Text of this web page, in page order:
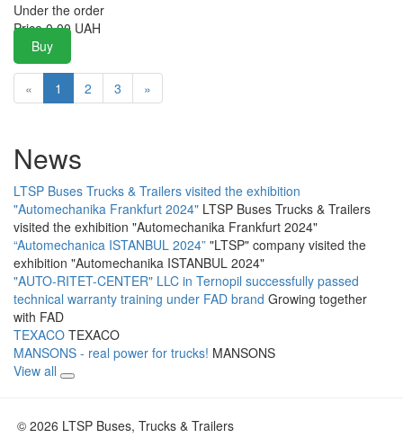
Under the order
Price 0.00 UAH
Buy
« 1 2 3 »
News
LTSP Buses Trucks & Trailers visited the exhibition
"Automechanika Frankfurt 2024" LTSP Buses Trucks & Trailers
visited the exhibition "Automechanika Frankfurt 2024"
“Automechanica ISTANBUL 2024” "LTSP" company visited the
exhibition "Automechanika ISTANBUL 2024"
"AUTO-RITET-CENTER" LLC in Ternopil successfully passed
technical warranty training under FAD brand Growing together
with FAD
TEXACO TEXACO
MANSONS - real power for trucks! MANSONS
View all
© 2026 LTSP Buses, Trucks & Trailers